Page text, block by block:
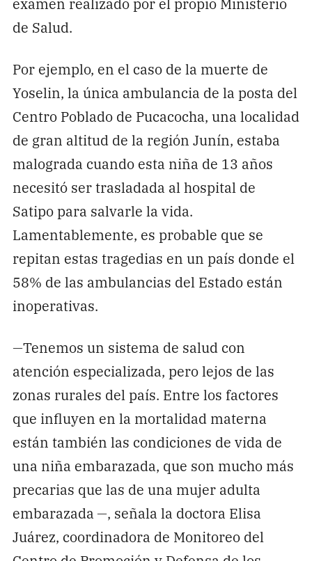
de Salud.
Por ejemplo, en el caso de la muerte de
Yoselin, la única ambulancia de la posta del
Centro Poblado de Pucacocha, una localidad
de gran altitud de la región Junín, estaba
malograda cuando esta niña de 13 años
necesitó ser trasladada al hospital de
Satipo para salvarle la vida.
Lamentablemente, es probable que se
repitan estas tragedias en un país donde el
58% de las ambulancias del Estado están
inoperativas.
—Tenemos un sistema de salud con
atención especializada, pero lejos de las
zonas rurales del país. Entre los factores
que influyen en la mortalidad materna
están también las condiciones de vida de
una niña embarazada, que son mucho más
precarias que las de una mujer adulta
embarazada —, señala la doctora Elisa
Juárez, coordinadora de Monitoreo del